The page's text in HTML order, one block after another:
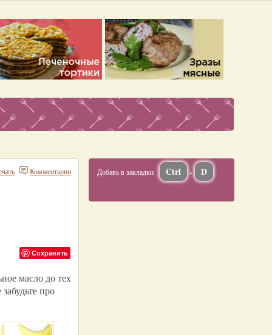
Комментарии
Сохранить
масло до тех
про
Добавь в закладки Ctrl + D